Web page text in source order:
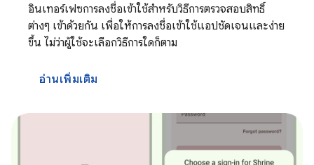
อินเทอร์เฟซการลงชื่อเข้าใช้สำหรับวิธีการตรวจสอบสิทธิ์
ต่างๆ เข้าด้วยกัน เพื่อให้การลงชื่อเข้าใช้แอปชัดเจนและง่าย
ขึ้น ไม่ว่าผู้ใช้จะเลือกวิธีการใดก็ตาม
อ่านเพิ่มเติม